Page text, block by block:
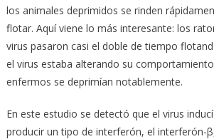
los animales deprimidos se rinden
flotar. Aquí viene lo más interesante: los
virus pasaron casi el doble de tiempo
el virus estaba alterando su
enfermos se deprimían notablemente.
En este estudio se detectó que el virus
producir un tipo de interferón, el interferón-